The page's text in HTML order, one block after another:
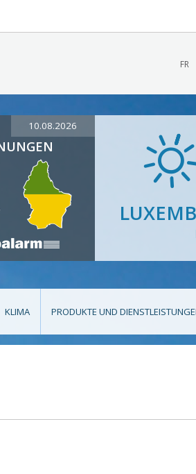
FR
10.08.2026
KLIMA PRODUKTE UND